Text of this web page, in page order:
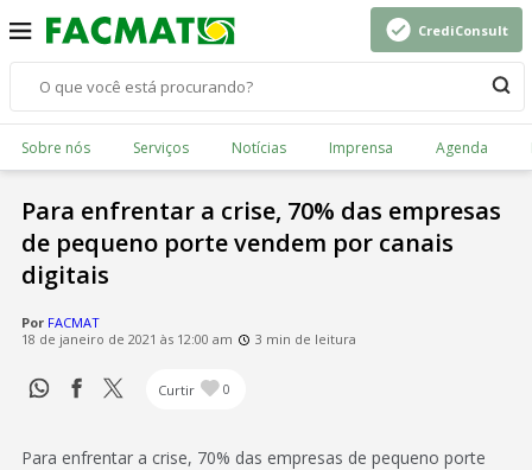
CrediConsult
Sobre nós Serviços Notícias Imprensa Agenda
Para enfrentar a crise, 70% das empresas
de pequeno porte vendem por canais
digitais
Por FACMAT
18 de janeiro de 2021 às 12:00 am
3 min de leitura
Curtir 0
Para enfrentar a crise, 70% das empresas de pequeno porte